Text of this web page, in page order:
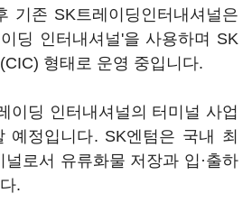
기존 SK트레이딩인터내셔널은
딩 인터내셔널'을 사용하며 SK
형태로 운영 중입니다.
이딩 인터내셔널의 터미널 사업
예정입니다. SK엔텀은 국내 최
로서 유류화물 저장과 입·출하
.